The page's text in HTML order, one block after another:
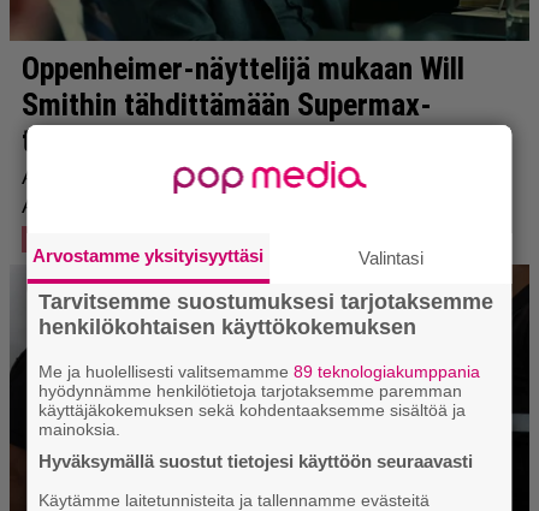
Arvostamme yksityisyyttäsi Valintasi
Tarvitsemme suostumuksesi tarjotaksemme
henkilökohtaisen käyttökokemuksen
Me ja huolellisesti valitsemamme89 teknologiakumppania
hyödynnämme henkilötietoja tarjotaksemme paremman
käyttäjäkokemuksen sekä kohdentaaksemme sisältöä ja
mainoksia.
Hyväksymällä suostut tietojesi käyttöön seuraavasti
Käytämme laitetunnisteita ja tallennamme evästeitä